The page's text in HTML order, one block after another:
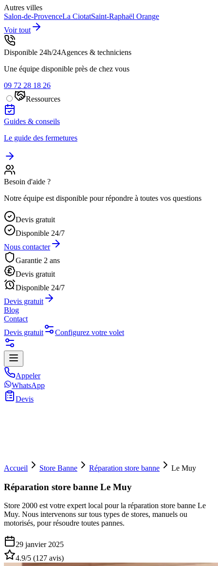
Autres villes
Salon-de-ProvenceLa CiotatSaint-Raphaël Orange
Voir tout
Disponible 24h/24Agences & techniciens
Une équipe disponible près de chez vous
09 72 28 18 26
Ressources
Guides & conseils
Le guide des fermetures
Besoin d'aide ?
Notre équipe est disponible pour répondre à toutes vos questions
Devis gratuit
Disponible 24/7
Nous contacter
Garantie 2 ans
Devis gratuit
Disponible 24/7
Devis gratuit
Blog
Contact
Devis gratuit
Configurez votre volet
Appeler
WhatsApp
Devis
Accueil Store Banne Réparation store banne Le Muy
Réparation store banne Le Muy
Store 2000 est votre expert local pour la réparation store banne Le
Muy. Nous intervenons sur tous types de stores, manuels ou
motorisés, pour résoudre toutes pannes.
29 janvier 2025
4.9/5 (127 avis)